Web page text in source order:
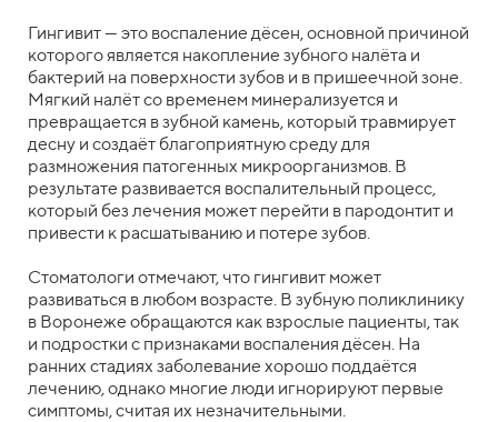
Гингивит — это воспаление дёсен, основной причиной
которого является накопление зубного налёта и
бактерий на поверхности зубов и в пришеечной зоне.
Мягкий налёт со временем минерализуется и
превращается в зубной камень, который травмирует
десну и создаёт благоприятную среду для
размножения патогенных микроорганизмов. В
результате развивается воспалительный процесс,
который без лечения может перейти в пародонтит и
привести к расшатыванию и потере зубов.
Стоматологи отмечают, что гингивит может
развиваться в любом возрасте. В зубную поликлинику
в Воронеже обращаются как взрослые пациенты, так
и подростки с признаками воспаления дёсен. На
ранних стадиях заболевание хорошо поддаётся
лечению, однако многие люди игнорируют первые
симптомы, считая их незначительными.